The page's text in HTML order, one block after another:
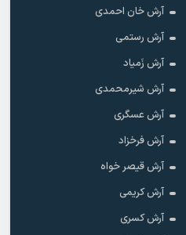
آرش خان احمدی
آرش رستمى
آرش زَمیاد
آرش شیرمحمدی
آرش عسگری
آرش فرخزاد
آرش قیصر خواه
آرش کریمی
آرش کسری